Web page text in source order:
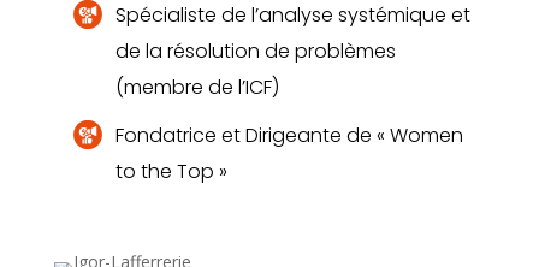
Spécialiste de l’analyse systémique et
de la résolution de problèmes
(membre de l’ICF)
Fondatrice et Dirigeante de « Women
to the Top »